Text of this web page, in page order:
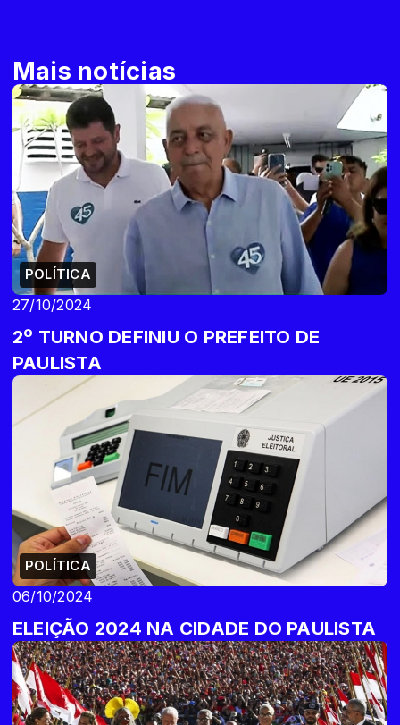
Mais notícias
POLÍTICA
27/10/2024
2º TURNO DEFINIU O PREFEITO DE
PAULISTA
POLÍTICA
06/10/2024
ELEIÇÃO 2024 NA CIDADE DO PAULISTA